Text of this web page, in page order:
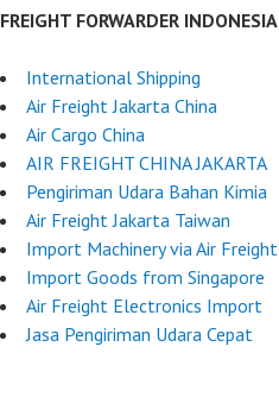
FREIGHT FORWARDER INDONESIA
International Shipping
Air Freight Jakarta China
Air Cargo China
AIR FREIGHT CHINA JAKARTA
Pengiriman Udara Bahan Kimia
Air Freight Jakarta Taiwan
Import Machinery via Air Freight
Import Goods from Singapore
Air Freight Electronics Import
Jasa Pengiriman Udara Cepat